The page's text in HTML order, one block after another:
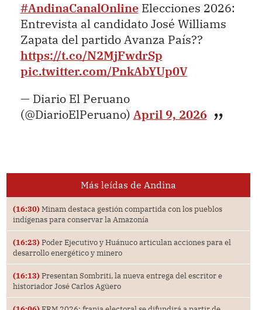
#AndinaCanalOnlineElecciones 2026:
Entrevista al candidato José Williams
Zapata del partido Avanza País??
https://t.co/N2MjFwdrSp
pic.twitter.com/PnkAbYUp0V
— Diario El Peruano
(@DiarioElPeruano) April 9, 2026
Más leídas de Andina
(16:30) Minam destaca gestión compartida con los pueblos
indígenas para conservar la Amazonía
(16:23) Poder Ejecutivo y Huánuco articulan acciones para el
desarrollo energético y minero
(16:13) Presentan Sombriti, la nueva entrega del escritor e
historiador José Carlos Agüero